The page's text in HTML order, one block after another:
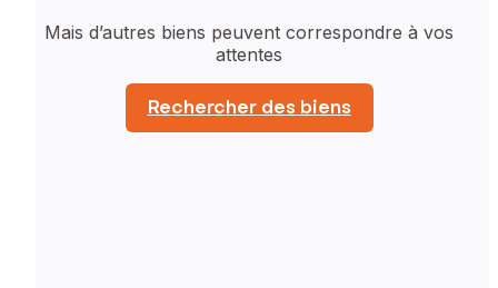
Mais d’autres biens peuvent correspondre à vos
attentes
Rechercher des biens